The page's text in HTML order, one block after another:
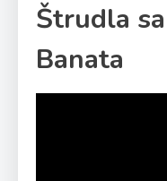
Štrudla
Banata